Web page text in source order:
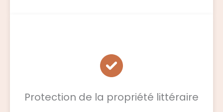
Protection de la propriété littéraire